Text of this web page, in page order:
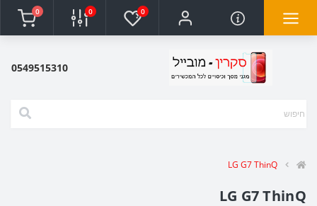
0
0
0
0549515310
LG G7 ThinQ
LG G7 ThinQ